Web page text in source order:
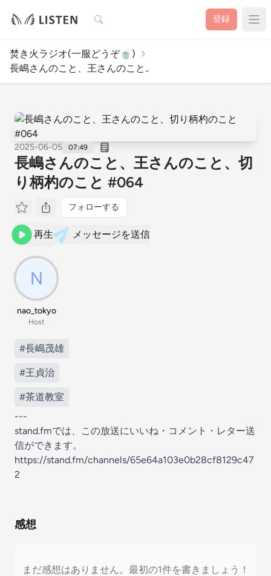
検索 登録
焚き火ラジオ(一服どうぞ🍵)
長嶋さんのこと、王さんのこと..
2025-06-05 07:49
長嶋さんのこと、王さんのこと、切
り柄杓のこと #064
フォローする
再生 メッセージを送信
nao_tokyo
Host
#長嶋茂雄
#王貞治
#茶道教室
---
stand.fmでは、この放送にいいね・コメント・レター送
信ができます。
https://stand.fm/channels/65e64a103e0b28cf8129c47
2
感想
まだ感想はありません。最初の1件を書きましょう！